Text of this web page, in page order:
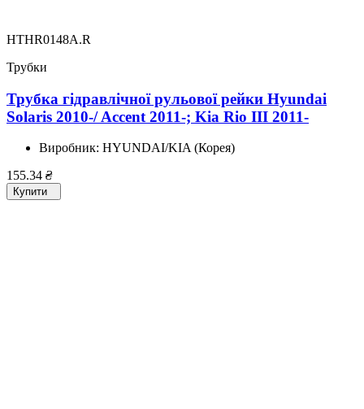
HTHR0148A.R
Трубки
Трубка гідравлічної рульової рейки Hyundai
Solaris 2010-/ Accent 2011-; Kia Rio III 2011-
Виробник: HYUNDAI/KIA (Корея)
155.34 ₴
Купити